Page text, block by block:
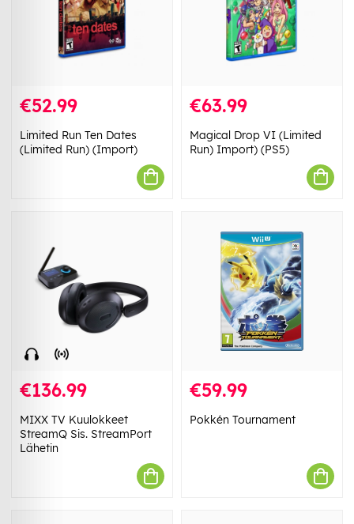
€52.99
Limited Run Ten Dates
(Limited Run) (Import)
€63.99
Magical Drop VI (Limited
Run) Import) (PS5)
€136.99
MIXX TV Kuulokkeet
StreamQ Sis. StreamPort
Lähetin
€59.99
Pokkén Tournament